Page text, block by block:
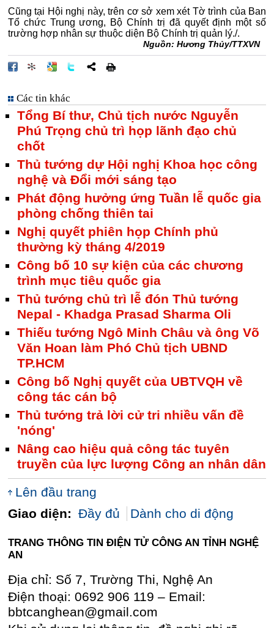
Cũng tại Hội nghị này, trên cơ sở xem xét Tờ trình của Ban
Tổ chức Trung ương, Bộ Chính trị đã quyết định một số
trường hợp nhân sự thuộc diện Bộ Chính trị quản lý./.
Nguồn: Hương Thủy/TTXVN
Các tin khác
Tổng Bí thư, Chủ tịch nước Nguyễn
Phú Trọng chủ trì họp lãnh đạo chủ
chốt
Thủ tướng dự Hội nghị Khoa học công
nghệ và Đổi mới sáng tạo
Phát động hưởng ứng Tuần lễ quốc gia
phòng chống thiên tai
Nghị quyết phiên họp Chính phủ
thường kỳ tháng 4/2019
Công bố 10 sự kiện của các chương
trình mục tiêu quốc gia
Thủ tướng chủ trì lễ đón Thủ tướng
Nepal - Khadga Prasad Sharma Oli
Thiếu tướng Ngô Minh Châu và ông Võ
Văn Hoan làm Phó Chủ tịch UBND
TP.HCM
Công bố Nghị quyết của UBTVQH về
công tác cán bộ
Thủ tướng trả lời cử tri nhiều vấn đề
'nóng'
Nâng cao hiệu quả công tác tuyên
truyền của lực lượng Công an nhân dân
Lên đầu trang
Giao diện: Đầy đủ Dành cho di động
TRANG THÔNG TIN ĐIỆN TỬ CÔNG AN TỈNH NGHỆ
AN
Địa chỉ: Số 7, Trường Thi, Nghệ An
Điện thoại: 0692 906 119 – Email:
bbtcanghean@gmail.com